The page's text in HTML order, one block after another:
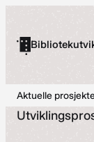
innhold
Aktuelle